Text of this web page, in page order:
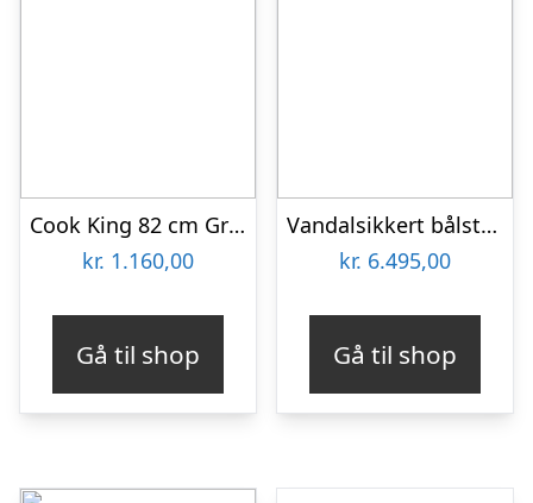
Cook King 82 cm Grillplade til Bålsted
kr. 1.160,00
Gå til shop
Vandalsikkert bålsted i 4mm cortenstål inkl. to fastmonteret bålriste
kr. 6.495,00
Gå til shop